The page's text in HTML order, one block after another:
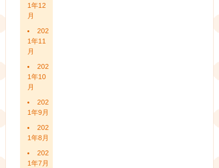
1年12
月
202
1年11
月
202
1年10
月
202
1年9月
202
1年8月
202
1年7月